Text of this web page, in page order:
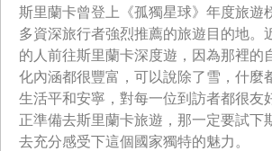
斯里蘭卡曾登上《孤獨星球》年度旅遊
多資深旅行者強烈推薦的旅遊目的地。
的人前往斯里蘭卡深度遊，因為那裡的
化內涵都很豐富，可以說除了雪，什麼
生活平和安寧，對每一位到訪者都很友
正準備去斯里蘭卡旅遊，那一定要試下
去充分感受下這個國家獨特的魅力。